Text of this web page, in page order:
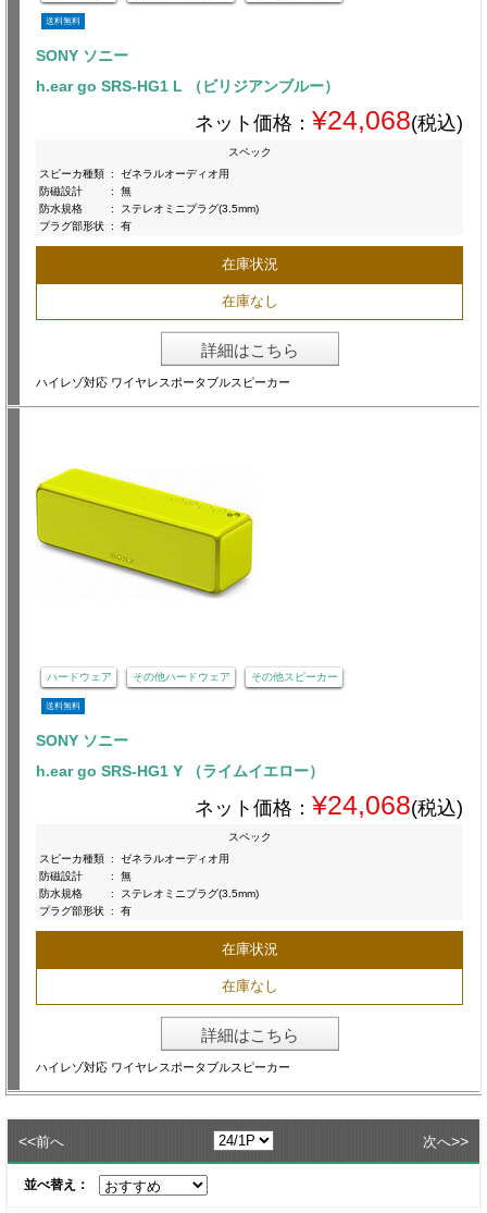
送料無料
SONY ソニー
h.ear go SRS-HG1 L （ビリジアンブルー）
ネット価格： ¥24,068(税込)
スペック
スピーカ種類 :
ゼネラルオーディオ用
防磁設計
:
無
防水規格
:
ステレオミニプラグ(3.5mm)
プラグ部形状 : 有
在庫状況
在庫なし
詳細はこちら
ハイレゾ対応 ワイヤレスポータブルスピーカー
ハードウェア その他ハードウェア その他スピーカー
送料無料
SONY ソニー
h.ear go SRS-HG1 Y （ライムイエロー）
ネット価格： ¥24,068(税込)
スペック
スピーカ種類 :
ゼネラルオーディオ用
防磁設計
:
無
防水規格
:
ステレオミニプラグ(3.5mm)
プラグ部形状 : 有
在庫状況
在庫なし
詳細はこちら
ハイレゾ対応 ワイヤレスポータブルスピーカー
<<前へ 次へ>>
並べ替え：